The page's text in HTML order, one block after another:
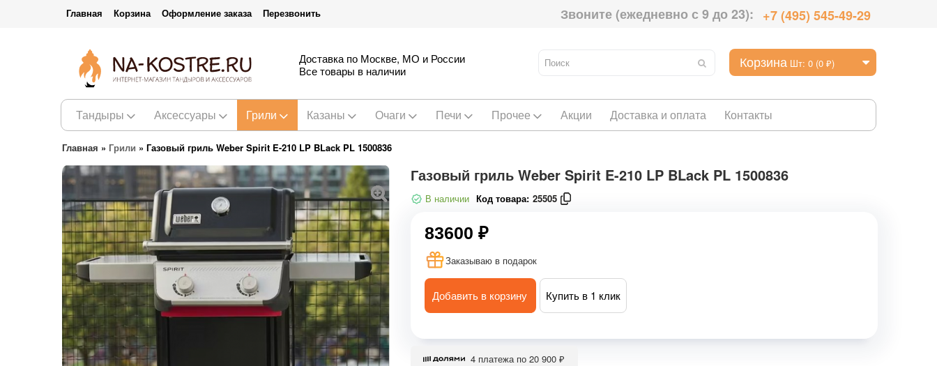
Главная Корзина Оформление заказа Перезвонить Звоните (ежедневно с 9 до 23): +7 (495) 545-49-29
Корзина Шт: 0 (0 ₽)
Доставка по Москве, МО и России
Все товары в наличии
Тандыры Аксессуары Грили Казаны Очаги Печи Прочее Акции Доставка и оплата Контакты
Главная » Грили » Газовый гриль Weber Spirit E-210 LP BLack PL 1500836
Газовый гриль Weber Spirit E-210 LP BLack PL 1500836
В наличии Код товара: 25505
83600 ₽
Заказываю в подарок
Добавить в корзину Купить в 1 клик
4 платежа по 20 900 ₽